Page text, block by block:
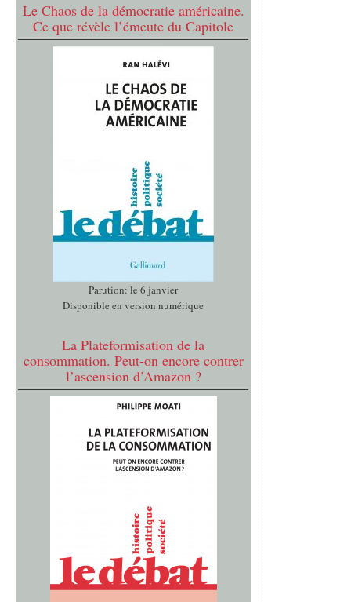
Le Chaos de la démocratie américaine.
Ce que révèle l’émeute du Capitole
Parution: le 6 janvier
Disponible en version numérique
La Plateformisation de la
consommation. Peut-on encore contrer
l’ascension d’Amazon ?